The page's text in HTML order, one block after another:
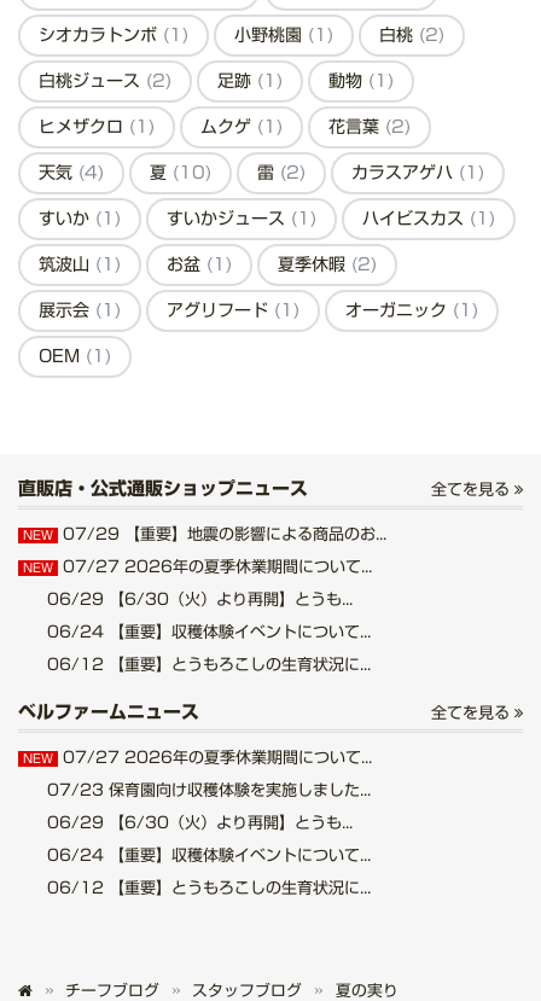
シオカラトンボ (1) 小野桃園 (1) 白桃 (2)
白桃ジュース (2) 足跡 (1) 動物 (1)
ヒメザクロ (1) ムクゲ (1) 花言葉 (2)
天気 (4) 夏 (10) 雷 (2) カラスアゲハ (1)
すいか (1) すいかジュース (1) ハイビスカス (1)
筑波山 (1) お盆 (1) 夏季休暇 (2)
展示会 (1) アグリフード (1) オーガニック (1)
OEM (1)
直販店・公式通販ショップニュース 全てを見る
NEW 07/29 【重要】地震の影響による商品のお...
NEW 07/27 2026年の夏季休業期間について...
06/29 【6/30（火）より再開】とうも...
06/24 【重要】収穫体験イベントについて...
06/12 【重要】とうもろこしの生育状況に...
ベルファームニュース 全てを見る
NEW 07/27 2026年の夏季休業期間について...
07/23 保育園向け収穫体験を実施しました...
06/29 【6/30（火）より再開】とうも...
06/24 【重要】収穫体験イベントについて...
06/12 【重要】とうもろこしの生育状況に...
チーフブログ スタッフブログ 夏の実り